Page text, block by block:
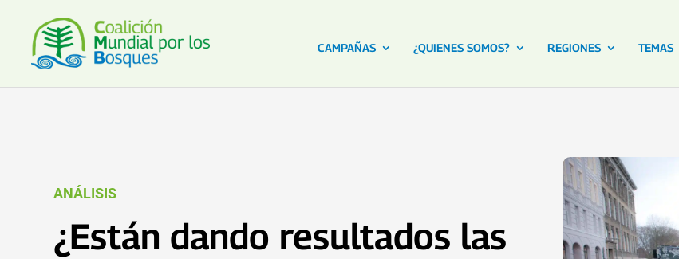
CAMPAÑAS ¿QUIENES SOMOS? REGIONES TEMAS
ANÁLISIS
¿Están dando resultados las